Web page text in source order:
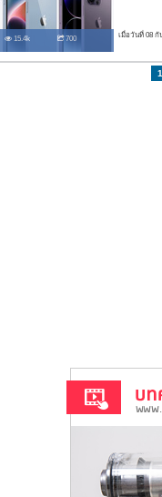
15.4k 700 เมื่อวันที่ 08 กั
1